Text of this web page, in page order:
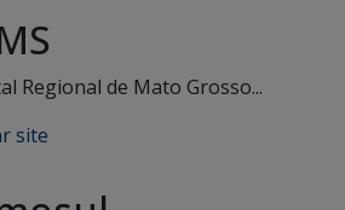
Regional de Mato Grosso...
site